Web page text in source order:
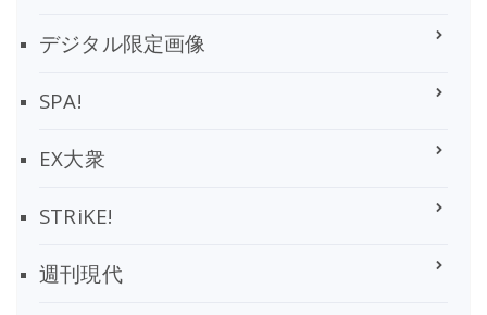
デジタル限定画像
SPA!
EX大衆
STRiKE!
週刊現代